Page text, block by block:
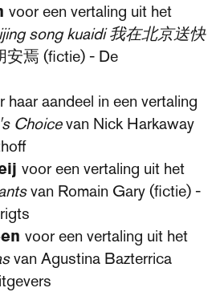
voor een vertaling uit het
song kuaidi 我在北京送快
安焉 (fictie) - De
haar aandeel in een vertaling
Choicevan Nick Harkaway
voor een vertaling uit het
van Romain Gary (fictie) -
voor een vertaling uit het
van Agustina Bazterrica